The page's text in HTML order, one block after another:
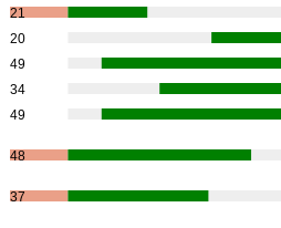
21
20
49
34
49
48
37